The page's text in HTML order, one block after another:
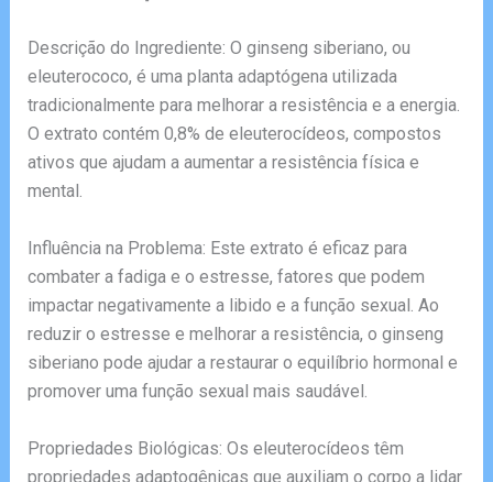
Descrição do Ingrediente: O ginseng siberiano, ou
eleuterococo, é uma planta adaptógena utilizada
tradicionalmente para melhorar a resistência e a energia.
O extrato contém 0,8% de eleuterocídeos, compostos
ativos que ajudam a aumentar a resistência física e
mental.
Influência na Problema: Este extrato é eficaz para
combater a fadiga e o estresse, fatores que podem
impactar negativamente a libido e a função sexual. Ao
reduzir o estresse e melhorar a resistência, o ginseng
siberiano pode ajudar a restaurar o equilíbrio hormonal e
promover uma função sexual mais saudável.
Propriedades Biológicas: Os eleuterocídeos têm
propriedades adaptogênicas que auxiliam o corpo a lidar